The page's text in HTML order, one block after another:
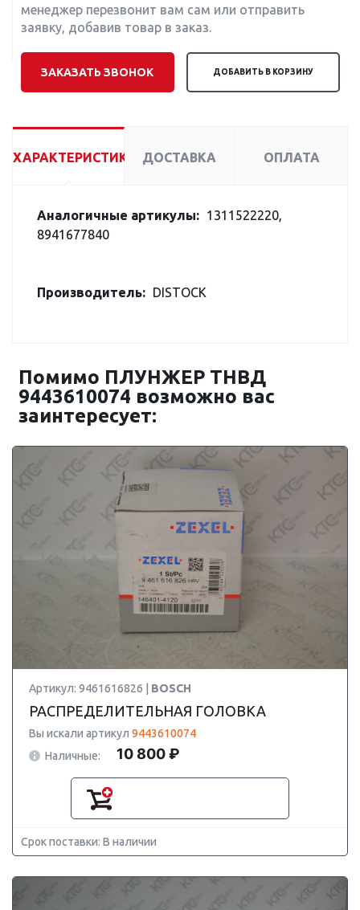
менеджер перезвонит вам сам или отправить
заявку, добавив товар в заказ.
ЗАКАЗАТЬ ЗВОНОК ДОБАВИТЬ В КОРЗИНУ
ХАРАКТЕРИСТИКИ ДОСТАВКА ОПЛАТА
Аналогичные артикулы: 1311522220,
8941677840
Производитель: DISTOCK
Помимо ПЛУНЖЕР ТНВД
9443610074 возможно вас
заинтересует:
Артикул: 9461616826 | BOSCH
РАСПРЕДЕЛИТЕЛЬНАЯ ГОЛОВКА
Вы искали артикул 9443610074
Наличные:
10 800 ₽
Срок поставки: В наличии